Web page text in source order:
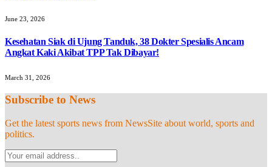
June 23, 2026
Kesehatan Siak di Ujung Tanduk, 38 Dokter Spesialis Ancam
Angkat Kaki Akibat TPP Tak Dibayar!
March 31, 2026
Subscribe to News
Get the latest sports news from NewsSite about world, sports and
politics.